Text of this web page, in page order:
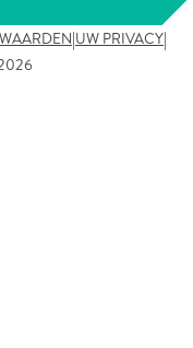
|UW PRIVACY|